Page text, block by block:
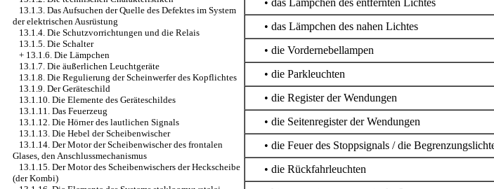
13.1.3. Das Aufsuchen der Quelle des Defektes im System
der elektrischen Ausrüstung
13.1.4. Die Schutzvorrichtungen und die Relais
13.1.5. Die Schalter
+ 13.1.6. Die Lämpchen
13.1.7. Die äußerlichen Leuchtgeräte
13.1.8. Die Regulierung der Scheinwerfer des Kopflichtes
13.1.9. Der Geräteschild
13.1.10. Die Elemente des Geräteschildes
13.1.11. Das Feuerzeug
13.1.12. Die Hörner des lautlichen Signals
13.1.13. Die Hebel der Scheibenwischer
13.1.14. Der Motor der Scheibenwischer des frontalen
Glases, den Anschlussmechanismus
13.1.15. Der Motor des Scheibenwischers der Heckscheibe
(der Kombi)
• das Lämpchen des nahen Lichtes
• die Vordernebellampen
• die Parkleuchten
• die Register der Wendungen
• die Seitenregister der Wendungen
• die Feuer des Stoppsignals / die
• die Rückfahrleuchten